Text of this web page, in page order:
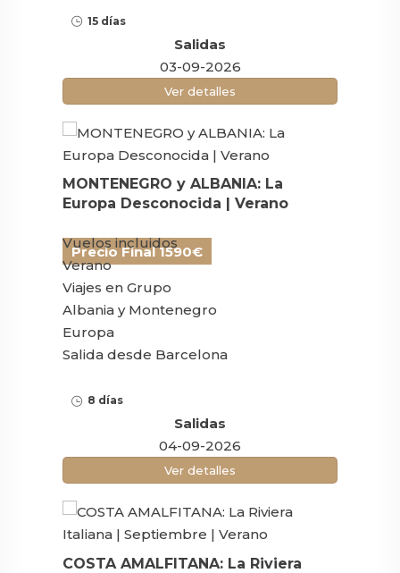
15 días
Salidas
03-09-2026
Ver detalles
Precio Final 1590€
MONTENEGRO y ALBANIA: La
Europa Desconocida | Verano
Vuelos incluidos
Verano
Viajes en Grupo
Albania y Montenegro
Europa
Salida desde Barcelona
8 días
Salidas
04-09-2026
Ver detalles
COSTA AMALFITANA: La Riviera